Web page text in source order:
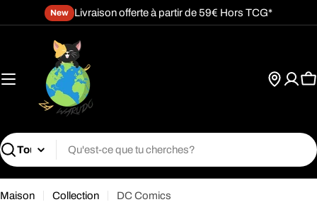
au
New Livraison offerte à partir de 59€ Hors TCG*
Recherche
Maison Collection DC Comics